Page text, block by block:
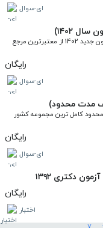
ای-سوال
۱۴۰۲)
رایگان
ای-سوال
رایگان
ای-سوال
دکتری ۱۳۹۲
رایگان
اختبار